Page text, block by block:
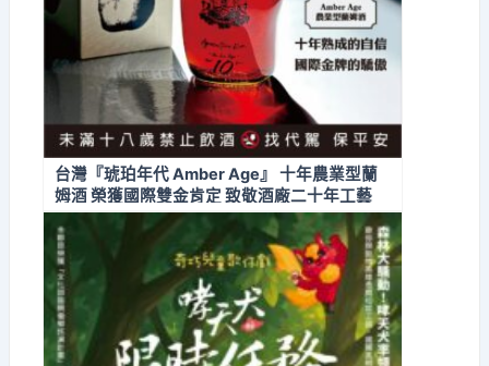
台灣『琥珀年代 Amber Age』 十年農業型蘭
姆酒 榮獲國際雙金肯定 致敬酒廠二十年工藝